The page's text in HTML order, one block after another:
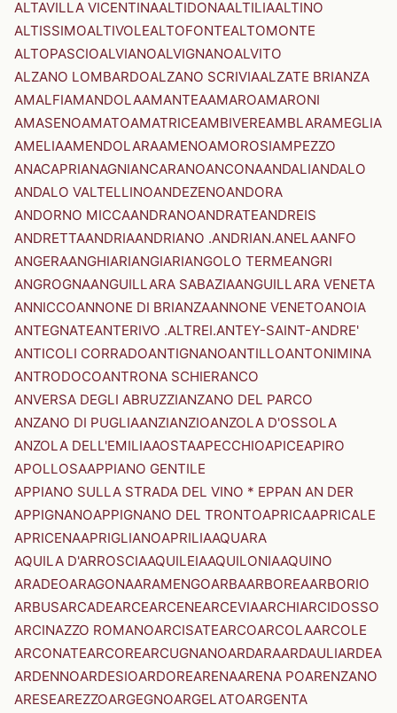
ALTAVILLA VICENTINAALTIDONAALTILIAALTINO
ALTISSIMOALTIVOLEALTOFONTEALTOMONTE
ALTOPASCIOALVIANOALVIGNANOALVITO
ALZANO LOMBARDOALZANO SCRIVIAALZATE BRIANZA
AMALFIAMANDOLAAMANTEAAMAROAMARONI
AMASENOAMATOAMATRICEAMBIVEREAMBLARAMEGLIA
AMELIAAMENDOLARAAMENOAMOROSIAMPEZZO
ANACAPRIANAGNIANCARANOANCONAANDALIANDALO
ANDALO VALTELLINOANDEZENOANDORA
ANDORNO MICCAANDRANOANDRATEANDREIS
ANDRETTAANDRIAANDRIANO .ANDRIAN.ANELAANFO
ANGERAANGHIARIANGIARIANGOLO TERMEANGRI
ANGROGNAANGUILLARA SABAZIAANGUILLARA VENETA
ANNICCOANNONE DI BRIANZAANNONE VENETOANOIA
ANTEGNATEANTERIVO .ALTREI.ANTEY-SAINT-ANDRE'
ANTICOLI CORRADOANTIGNANOANTILLOANTONIMINA
ANTRODOCOANTRONA SCHIERANCO
ANVERSA DEGLI ABRUZZIANZANO DEL PARCO
ANZANO DI PUGLIAANZIANZIOANZOLA D'OSSOLA
ANZOLA DELL'EMILIAAOSTAAPECCHIOAPICEAPIRO
APOLLOSAAPPIANO GENTILE
APPIANO SULLA STRADA DEL VINO * EPPAN AN DER
APPIGNANOAPPIGNANO DEL TRONTOAPRICAAPRICALE
APRICENAAPRIGLIANOAPRILIAAQUARA
AQUILA D'ARROSCIAAQUILEIAAQUILONIAAQUINO
ARADEOARAGONAARAMENGOARBAARBOREAARBORIO
ARBUSARCADEARCEARCENEARCEVIAARCHIARCIDOSSO
ARCINAZZO ROMANOARCISATEARCOARCOLAARCOLE
ARCONATEARCOREARCUGNANOARDARAARDAULIARDEA
ARDENNOARDESIOARDOREARENAARENA POARENZANO
ARESEAREZZOARGEGNOARGELATOARGENTA